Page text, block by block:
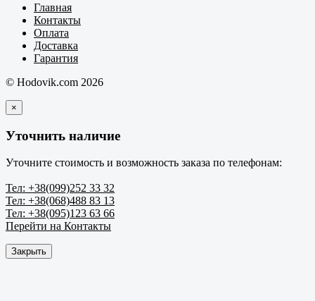
Главная
Контакты
Оплата
Доставка
Гарантия
© Hodovik.com 2026
×
Уточнить наличие
Уточните стоимость и возможность заказа по телефонам:
Тел: +38(099)252 33 32
Тел: +38(068)488 83 13
Тел: +38(095)123 63 66
Перейти на Контакты
Закрыть